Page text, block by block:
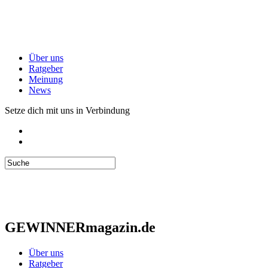
Über uns
Ratgeber
Meinung
News
Setze dich mit uns in Verbindung
GEWINNERmagazin.de
Über uns
Ratgeber